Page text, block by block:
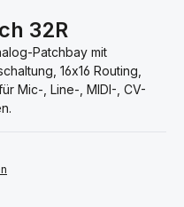
32R
Patchbay mit
16x16 Routing,
Mic-, Line-, MIDI-, CV-